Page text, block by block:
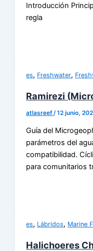
Introducción
regla
es, Freshwater,
Ramirezi
atlasreef /12 junio,
Guía del
parámetros del
compatibilidad.
para comunitarios
es, Lábridos, Marine
Halichoeres